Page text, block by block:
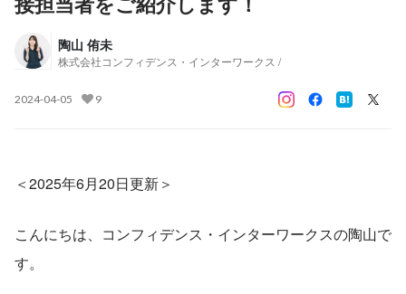
陶山 侑未
株式会社コンフィデンス・インターワークス /
2024-04-05 9
＜2025年6月20日更新＞
こんにちは、コンフィデンス・インターワークスの陶山で
す。